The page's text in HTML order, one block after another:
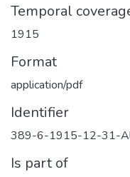
Temporal
1915
Format
application/pdf
Identifier
389-6-1915-12-31-
Is part of